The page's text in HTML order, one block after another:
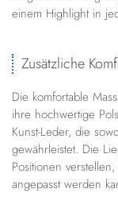
einem Highlight in
Zusätzliche
Die komfortable
ihre hochwertige
Kunst-Leder, die
gewährleistet. Die
Positionen
angepasst werden